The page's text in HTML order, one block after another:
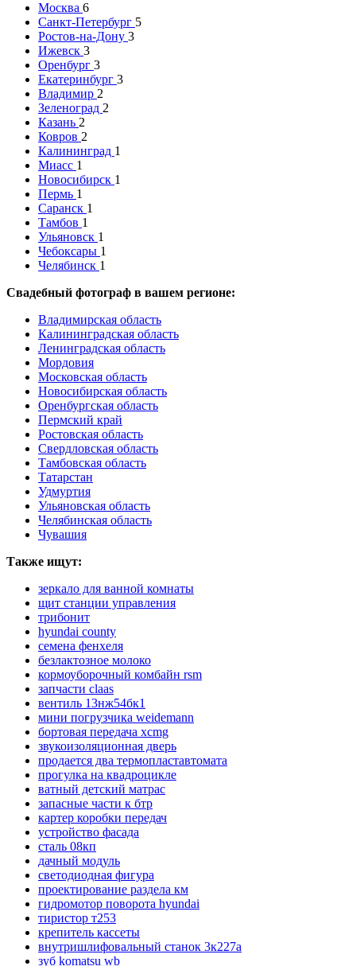
Москва 6
Санкт-Петербург 5
Ростов-на-Дону 3
Ижевск 3
Оренбург 3
Екатеринбург 3
Владимир 2
Зеленоград 2
Казань 2
Ковров 2
Калининград 1
Миасс 1
Новосибирск 1
Пермь 1
Саранск 1
Тамбов 1
Ульяновск 1
Чебоксары 1
Челябинск 1
Свадебный фотограф в вашем регионе:
Владимирская область
Калининградская область
Ленинградская область
Мордовия
Московская область
Новосибирская область
Оренбургская область
Пермский край
Ростовская область
Свердловская область
Тамбовская область
Татарстан
Удмуртия
Ульяновская область
Челябинская область
Чувашия
Также ищут:
зеркало для ванной комнаты
щит станции управления
трибонит
hyundai county
семена фенхеля
безлактозное молоко
кормоуборочный комбайн rsm
запчасти claas
вентиль 13нж54бк1
мини погрузчика weidemann
бортовая передача xcmg
звукоизоляционная дверь
продается два термопластавтомата
прогулка на квадроцикле
ватный детский матрас
запасные части к бтр
картер коробки передач
устройство фасада
сталь 08кп
дачный модуль
светодиодная фигура
проектирование раздела км
гидромотор поворота hyundai
тиристор т253
крепитель кассеты
внутришлифовальный станок 3к227а
зуб komatsu wb